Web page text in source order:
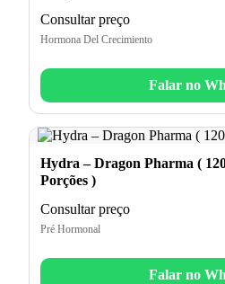
Consultar preço
Hormona Del Crecimiento
Falar no
Hydra – Dragon Pharma (
Porções )
Consultar preço
Pré Hormonal
Falar no